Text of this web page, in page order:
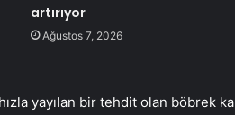
artırıyor
Ağustos 7, 2026
yayılan bir tehdit olan böbrek